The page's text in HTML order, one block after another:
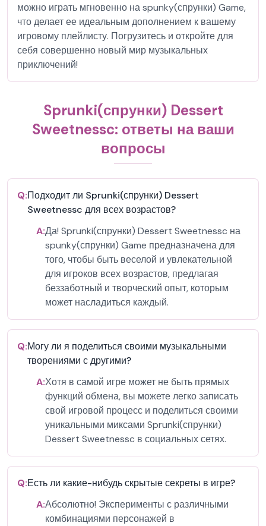
можно играть мгновенно на spunky(спрунки) Game,
что делает ее идеальным дополнением к вашему
игровому плейлисту. Погрузитесь и откройте для
себя совершенно новый мир музыкальных
приключений!
Sprunki(спрунки) Dessert
Sweetnessc: ответы на ваши
вопросы
Q:Подходит ли Sprunki(спрунки) Dessert
Sweetnessc для всех возрастов?
A:Да! Sprunki(спрунки) Dessert Sweetnessc на
spunky(спрунки) Game предназначена для
того, чтобы быть веселой и увлекательной
для игроков всех возрастов, предлагая
беззаботный и творческий опыт, которым
может насладиться каждый.
Q:Могу ли я поделиться своими музыкальными
творениями с другими?
A:Хотя в самой игре может не быть прямых
функций обмена, вы можете легко записать
свой игровой процесс и поделиться своими
уникальными миксами Sprunki(спрунки)
Dessert Sweetnessc в социальных сетях.
Q:Есть ли какие-нибудь скрытые секреты в игре?
A:Абсолютно! Эксперименты с различными
комбинациями персонажей в